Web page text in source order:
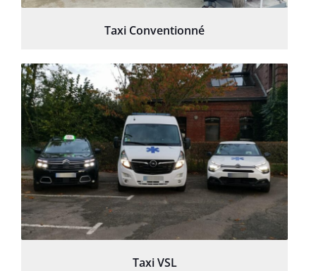
Taxi Conventionné
Taxi VSL